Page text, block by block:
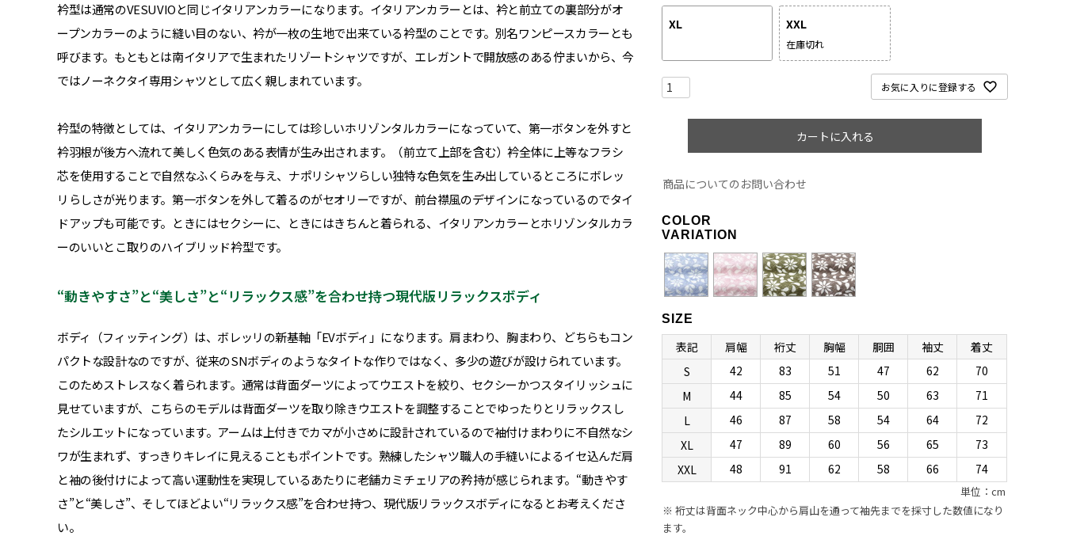
衿型は通常のVESUVIOと同じイタリアンカラーになります。イタリアンカラーとは、衿と前立ての裏部分がオ
ープンカラーのように縫い目のない、衿が一枚の生地で出来ている衿型のことです。別名ワンピースカラーとも
呼びます。もともとは南イタリアで生まれたリゾートシャツですが、エレガントで開放感のある佇まいから、今
ではノーネクタイ専用シャツとして広く親しまれています。
衿型の特徴としては、イタリアンカラーにしては珍しいホリゾンタルカラーになっていて、第一ボタンを外すと
衿羽根が後方へ流れて美しく色気のある表情が生み出されます。（前立て上部を含む）衿全体に上等なフラシ
芯を使用することで自然なふくらみを与え、ナポリシャツらしい独特な色気を生み出しているところにボレッ
リらしさが光ります。第一ボタンを外して着るのがセオリーですが、前台襟風のデザインになっているのでタイ
ドアップも可能です。ときにはセクシーに、ときにはきちんと着られる、イタリアンカラーとホリゾンタルカラ
ーのいいとこ取りのハイブリッド衿型です。
“動きやすさ”と“美しさ”と“リラックス感”を合わせ持つ現代版リラックスボディ
ボディ（フィッティング）は、ボレッリの新基軸「EVボディ」になります。肩まわり、胸まわり、どちらもコン
パクトな設計なのですが、従来のSNボディのようなタイトな作りではなく、多少の遊びが設けられています。
このためストレスなく着られます。通常は背面ダーツによってウエストを絞り、セクシーかつスタイリッシュに
見せていますが、こちらのモデルは背面ダーツを取り除きウエストを調整することでゆったりとリラックスし
たシルエットになっています。アームは上付きでカマが小さめに設計されているので袖付けまわりに不自然なシ
ワが生まれず、すっきりキレイに見えることもポイントです。熟練したシャツ職人の手縫いによるイセ込んだ肩
と袖の後付けによって高い運動性を実現しているあたりに老舗カミチェリアの矜持が感じられます。“動きやす
さ”と“美しさ”、そしてほどよい“リラックス感”を合わせ持つ、現代版リラックスボディになるとお考えくださ
い。
XL XXL
在庫切れ
お気に入りに登録する
カートに入れる
商品についてのお問い合わせ
COLOR
VARIATION
SIZE
表記 肩幅 裄丈 胸幅 胴囲 袖丈
着丈
S
42 83 51 47 62
70
M
44 85 54 50 63
71
L
46 87 58 54 64
72
XL
47 89 60 56 65
73
XXL
48 91 62 58 66 74
単位：cm
※ 裄丈は背面ネック中心から肩山を通って袖先までを採寸した数値になり
ます。